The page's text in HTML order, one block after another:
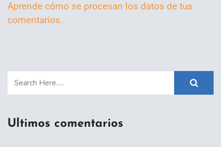
Aprende cómo se procesan los datos de tus
comentarios.
Ultimos comentarios